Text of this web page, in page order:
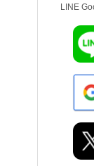
LINE